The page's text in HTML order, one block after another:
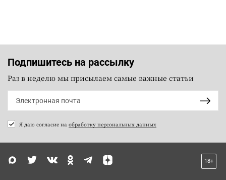
Подпишитесь на рассылку
Раз в неделю мы присылаем самые важные статьи
Я даю согласие на обработку персональных данных
18+